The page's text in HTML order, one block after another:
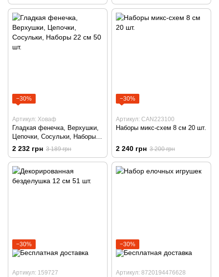
−30%
Артикул: Ховаф
Гладкая фенечка, Верхушки,
Цепочки, Сосульки, Наборы
22 см 50 шт.
2 232 грн 3 189 грн
−30%
Артикул: CAN223100
Наборы микс-схем 8 см 20 шт.
2 240 грн 3 200 грн
−30%
Артикул: 159727
−30%
Артикул: 8720194476628